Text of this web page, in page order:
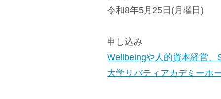
令和8年5月25日(月曜日)
申し込み
Wellbeingや人的資本経営
大学リバティアカデミーホ